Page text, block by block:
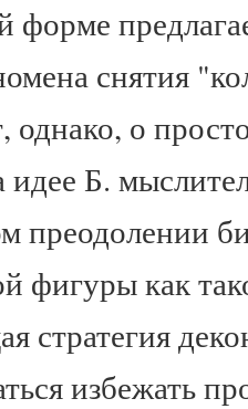
форме
снятия
однако, о
Б.
преодолении
фигуры как
стратегия
избежать